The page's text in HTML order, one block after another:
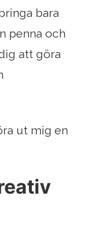
bara
penna och
att göra
ut mig en